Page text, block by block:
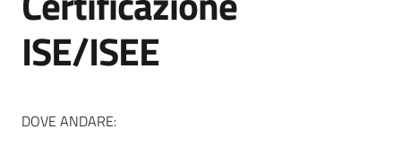
Centri
per
ISE/ISEE
DOVE ANDARE: